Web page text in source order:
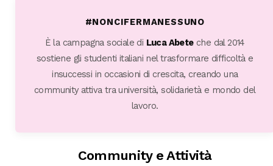
#NONCIFERMANESSUNO
È la campagna sociale di Luca Abeteche dal 2014
sostiene gli studenti italiani nel trasformare difficoltà e
insuccessi in occasioni di crescita, creando una
community attiva tra università, solidarietà e mondo del
lavoro.
Community e Attività